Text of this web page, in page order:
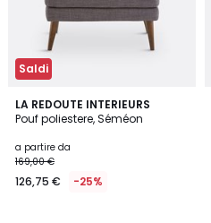
Saldi
LA REDOUTE INTERIEURS
Pouf poliestere, Séméon
a partire da
169,00 €
126,75 € -25%
4,7
/ 5
5
Colori